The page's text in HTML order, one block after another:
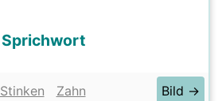
Sprichwort
Stinken Zahn Bild →